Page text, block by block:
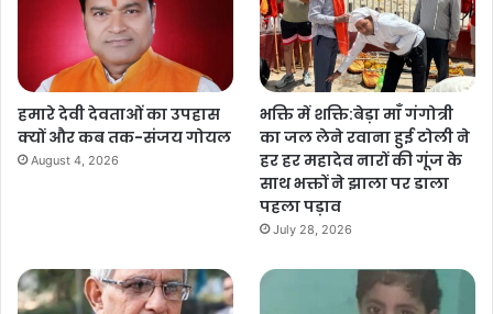
हमारे देवी देवताओं का उपहास
क्यों और कब तक-संजय गोयल
August 4, 2026
भक्ति में शक्ति:बेड़ा माँ गंगोत्री
का जल लेने रवाना हुई टोली ने
हर हर महादेव नारों की गूंज के
साथ भक्तों ने झाला पर डाला
पहला पड़ाव
July 28, 2026